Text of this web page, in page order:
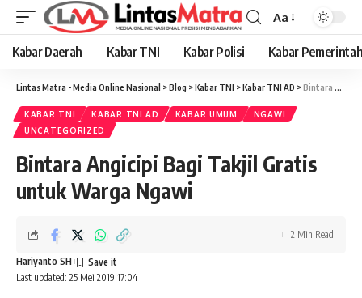
Font
Resizer
Aa
Kabar Daerah Kabar TNI Kabar Polisi Kabar
Lintas Matra - Media Online Nasional >Blog >Kabar TNI >Kabar TNI AD >Bintara Angicipi Bagi Takjil Gratis untuk Warga Ngawi
KABAR TNI KABAR TNI AD KABAR UMUM
NGAWI
UNCATEGORIZED
Bintara Angicipi Bagi Takjil Gratis
untuk Warga Ngawi
Last updated: 25 Mei 2019 17:04
Hariyanto SH
2 Min Read